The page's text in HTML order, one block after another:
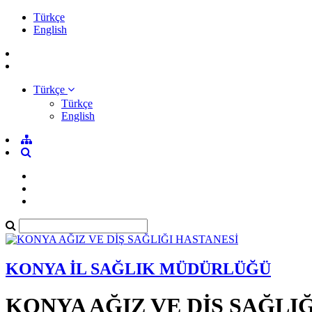
Türkçe
English
Türkçe
Türkçe
English
KONYA İL SAĞLIK MÜDÜRLÜĞÜ
KONYA AĞIZ VE DİŞ